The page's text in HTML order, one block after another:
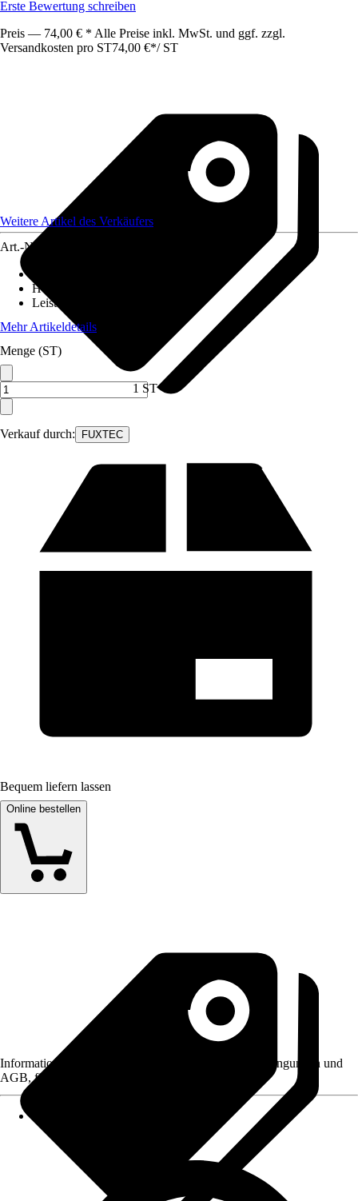
Erste Bewertung schreiben
Preis — 74,00 € * Alle Preise inkl. MwSt. und ggf. zzgl.
Versandkosten pro ST74,00 €*/ ST
Verkauf durch: FUXTEC
Weitere Artikel des Verkäufers
Art.-Nr.
Höhenverstellung
Leistung
Mehr Artikeldetails
Menge (ST)
1 ST
Bequem liefern lassen
Online bestellen
Informationen des Verkäufers, wie z. B. Rückgabebedingungen und
AGB, finden Sie bei Klick auf den Verkäufernamen.